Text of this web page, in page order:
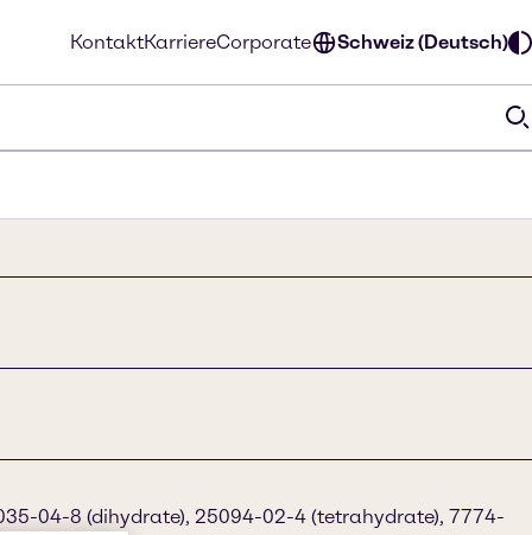
KontaktKarriereCorporate Schweiz (Deutsch)
04-8 (dihydrate), 25094-02-4 (tetrahydrate), 7774-